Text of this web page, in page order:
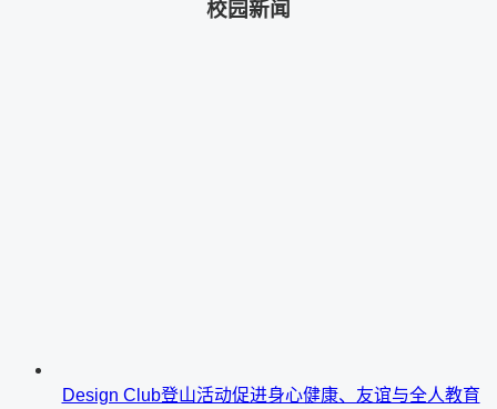
校园新闻
Design Club登山活动促进身心健康、友谊与全人教育